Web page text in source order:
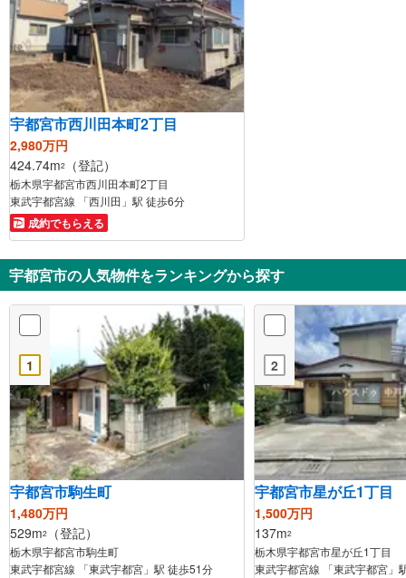
宇都宮市西川田本町2丁目
2,980万円
424.74m2 （登記）
栃木県宇都宮市西川田本町2丁目
東武宇都宮線 「西川田」駅 徒歩6分
成約でもらえる
宇都宮市の人気物件をランキングから探す
1
宇都宮市駒生町
1,480万円
529m2 （登記）
栃木県宇都宮市駒生町
東武宇都宮線 「東武宇都宮」駅 徒歩51分
2
宇都宮市星が丘1丁目
1,500万円
137m2
栃木県宇都宮市星が丘1丁目
東武宇都宮線 「東武宇都宮」